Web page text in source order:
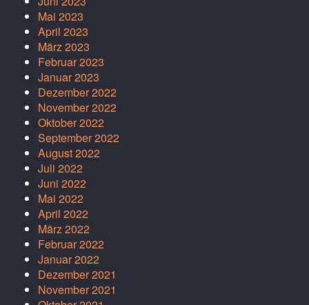
Mai 2023
April 2023
März 2023
Februar 2023
Januar 2023
Dezember 2022
November 2022
Oktober 2022
September 2022
August 2022
Juli 2022
Juni 2022
Mai 2022
April 2022
März 2022
Februar 2022
Januar 2022
Dezember 2021
November 2021